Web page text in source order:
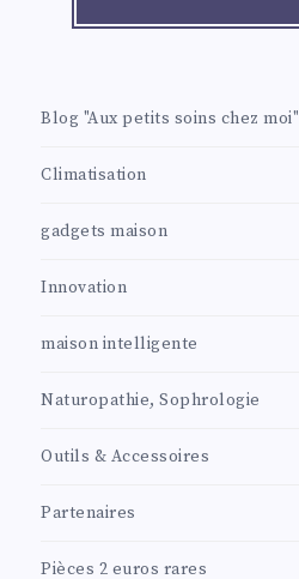
Blog "Aux petits soins chez moi"
Climatisation
gadgets maison
Innovation
maison intelligente
Naturopathie, Sophrologie
Outils & Accessoires
Partenaires
Pièces 2 euros rares